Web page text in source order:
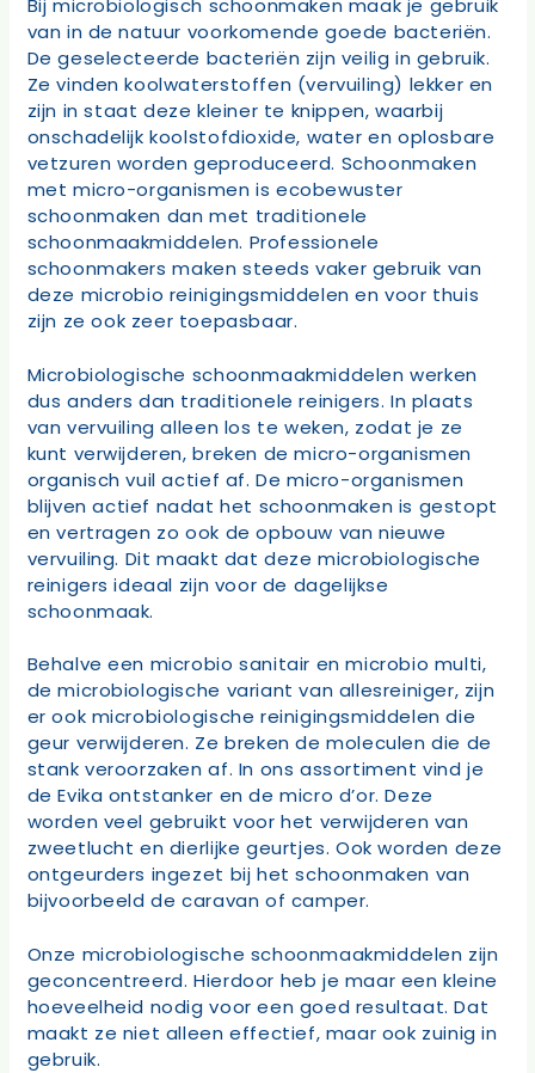
Bij microbiologisch schoonmaken maak je gebruik
van in de natuur voorkomende goede bacteriën.
De geselecteerde bacteriën zijn veilig in gebruik.
Ze vinden koolwaterstoffen (vervuiling) lekker en
zijn in staat deze kleiner te knippen, waarbij
onschadelijk koolstofdioxide, water en oplosbare
vetzuren worden geproduceerd. Schoonmaken
met micro-organismen is ecobewuster
schoonmaken dan met traditionele
schoonmaakmiddelen. Professionele
schoonmakers maken steeds vaker gebruik van
deze microbio reinigingsmiddelen en voor thuis
zijn ze ook zeer toepasbaar.
Microbiologische schoonmaakmiddelen werken
dus anders dan traditionele reinigers. In plaats
van vervuiling alleen los te weken, zodat je ze
kunt verwijderen, breken de micro-organismen
organisch vuil actief af. De micro-organismen
blijven actief nadat het schoonmaken is gestopt
en vertragen zo ook de opbouw van nieuwe
vervuiling. Dit maakt dat deze microbiologische
reinigers ideaal zijn voor de dagelijkse
schoonmaak.
Behalve een microbio sanitair en microbio multi,
de microbiologische variant van allesreiniger, zijn
er ook microbiologische reinigingsmiddelen die
geur verwijderen. Ze breken de moleculen die de
stank veroorzaken af. In ons assortiment vind je
de Evika ontstanker en de micro d’or. Deze
worden veel gebruikt voor het verwijderen van
zweetlucht en dierlijke geurtjes. Ook worden deze
ontgeurders ingezet bij het schoonmaken van
bijvoorbeeld de caravan of camper.
Onze microbiologische schoonmaakmiddelen zijn
geconcentreerd. Hierdoor heb je maar een kleine
hoeveelheid nodig voor een goed resultaat. Dat
maakt ze niet alleen effectief, maar ook zuinig in
gebruik.